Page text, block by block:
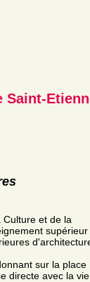
Saint-
et de la
supérieur
sur la place
directe avec la vie